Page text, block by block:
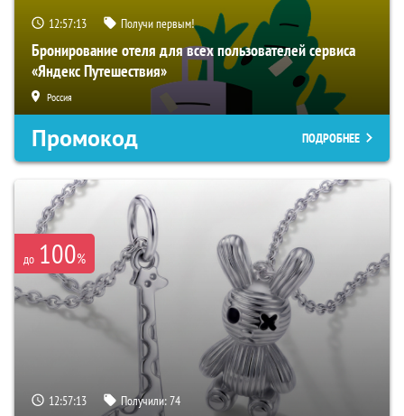
12:57:12 Получи первым!
Бронирование отеля для всех пользователей сервиса
«Яндекс Путешествия»
Россия
Промокод ПОДРОБНЕЕ
до 100%
12:57:12 Получили:74